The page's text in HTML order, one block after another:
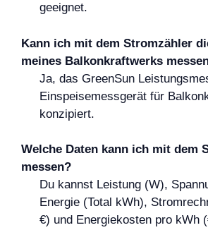
geeignet.
Kann ich mit dem Stromzähler
meines Balkonkraftwerks
Ja, das GreenSun
Einspeisemessgerät für
konzipiert.
Welche Daten kann ich mit dem
messen?
Du kannst Leistung (W),
Energie (Total kWh),
€) und Energiekosten pro kWh